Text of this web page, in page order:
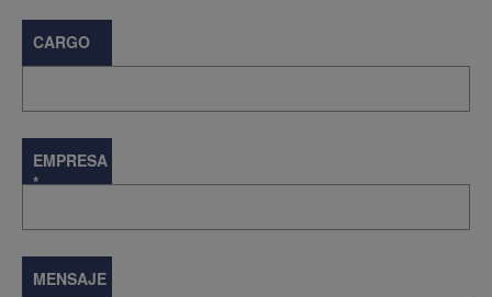
CARGO
EMPRESA
*
MENSAJE